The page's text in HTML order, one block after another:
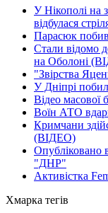
У Нікополі на
відбулася
Парасюк
Стали відомо
на Оболоні
"Звірства
У Дніпрі
Відео масової
Воїн АТО
Кримчани
(ВІДЕО)
Опубліковано
"ДНР"
Активістка
Хмарка тегів